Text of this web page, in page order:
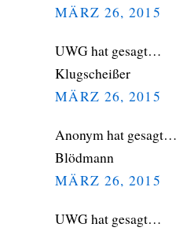
MÄRZ 26, 2015
UWG hat gesagt…
Klugscheißer
MÄRZ 26, 2015
Anonym hat gesagt…
Blödmann
MÄRZ 26, 2015
UWG hat gesagt…